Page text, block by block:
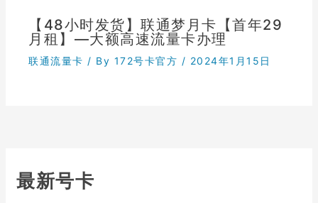
【48小时发货】联通梦月卡【首年29
月租】—大额高速流量卡办理
联通流量卡 / By 172号卡官方 / 2024年1月15日
最新号卡